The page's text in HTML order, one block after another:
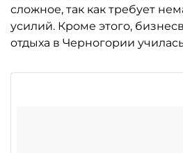
сложное, так как требует
усилий. Кроме этого,
отдыха в Черногории